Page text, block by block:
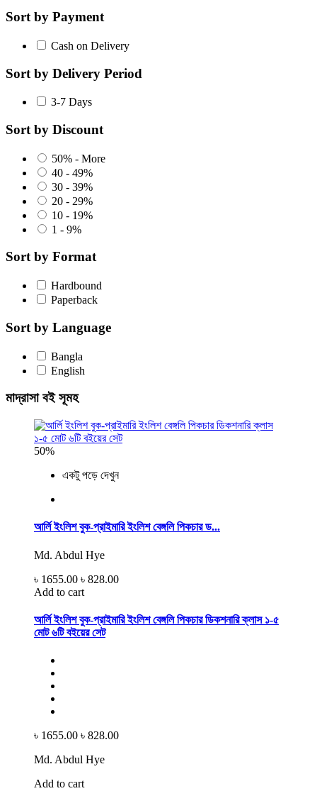
Sort by Payment
Cash on Delivery
Sort by Delivery Period
3-7 Days
Sort by Discount
50% - More
40 - 49%
30 - 39%
20 - 29%
10 - 19%
1 - 9%
Sort by Format
Hardbound
Paperback
Sort by Language
Bangla
English
মাদ্রাসা বই সূমহ
50%
একটু পড়ে দেখুন
আর্লি ইংলিশ বুক-প্রাইমারি ইংলিশ বেঙ্গলি পিকচার ড...
Md. Abdul Hye
৳ 1655.00 ৳ 828.00
Add to cart
আর্লি ইংলিশ বুক-প্রাইমারি ইংলিশ বেঙ্গলি পিকচার ডিকশনারি ক্লাস ১-৫
মোট ৬টি বইয়ের সেট
৳ 1655.00 ৳ 828.00
Md. Abdul Hye
Add to cart